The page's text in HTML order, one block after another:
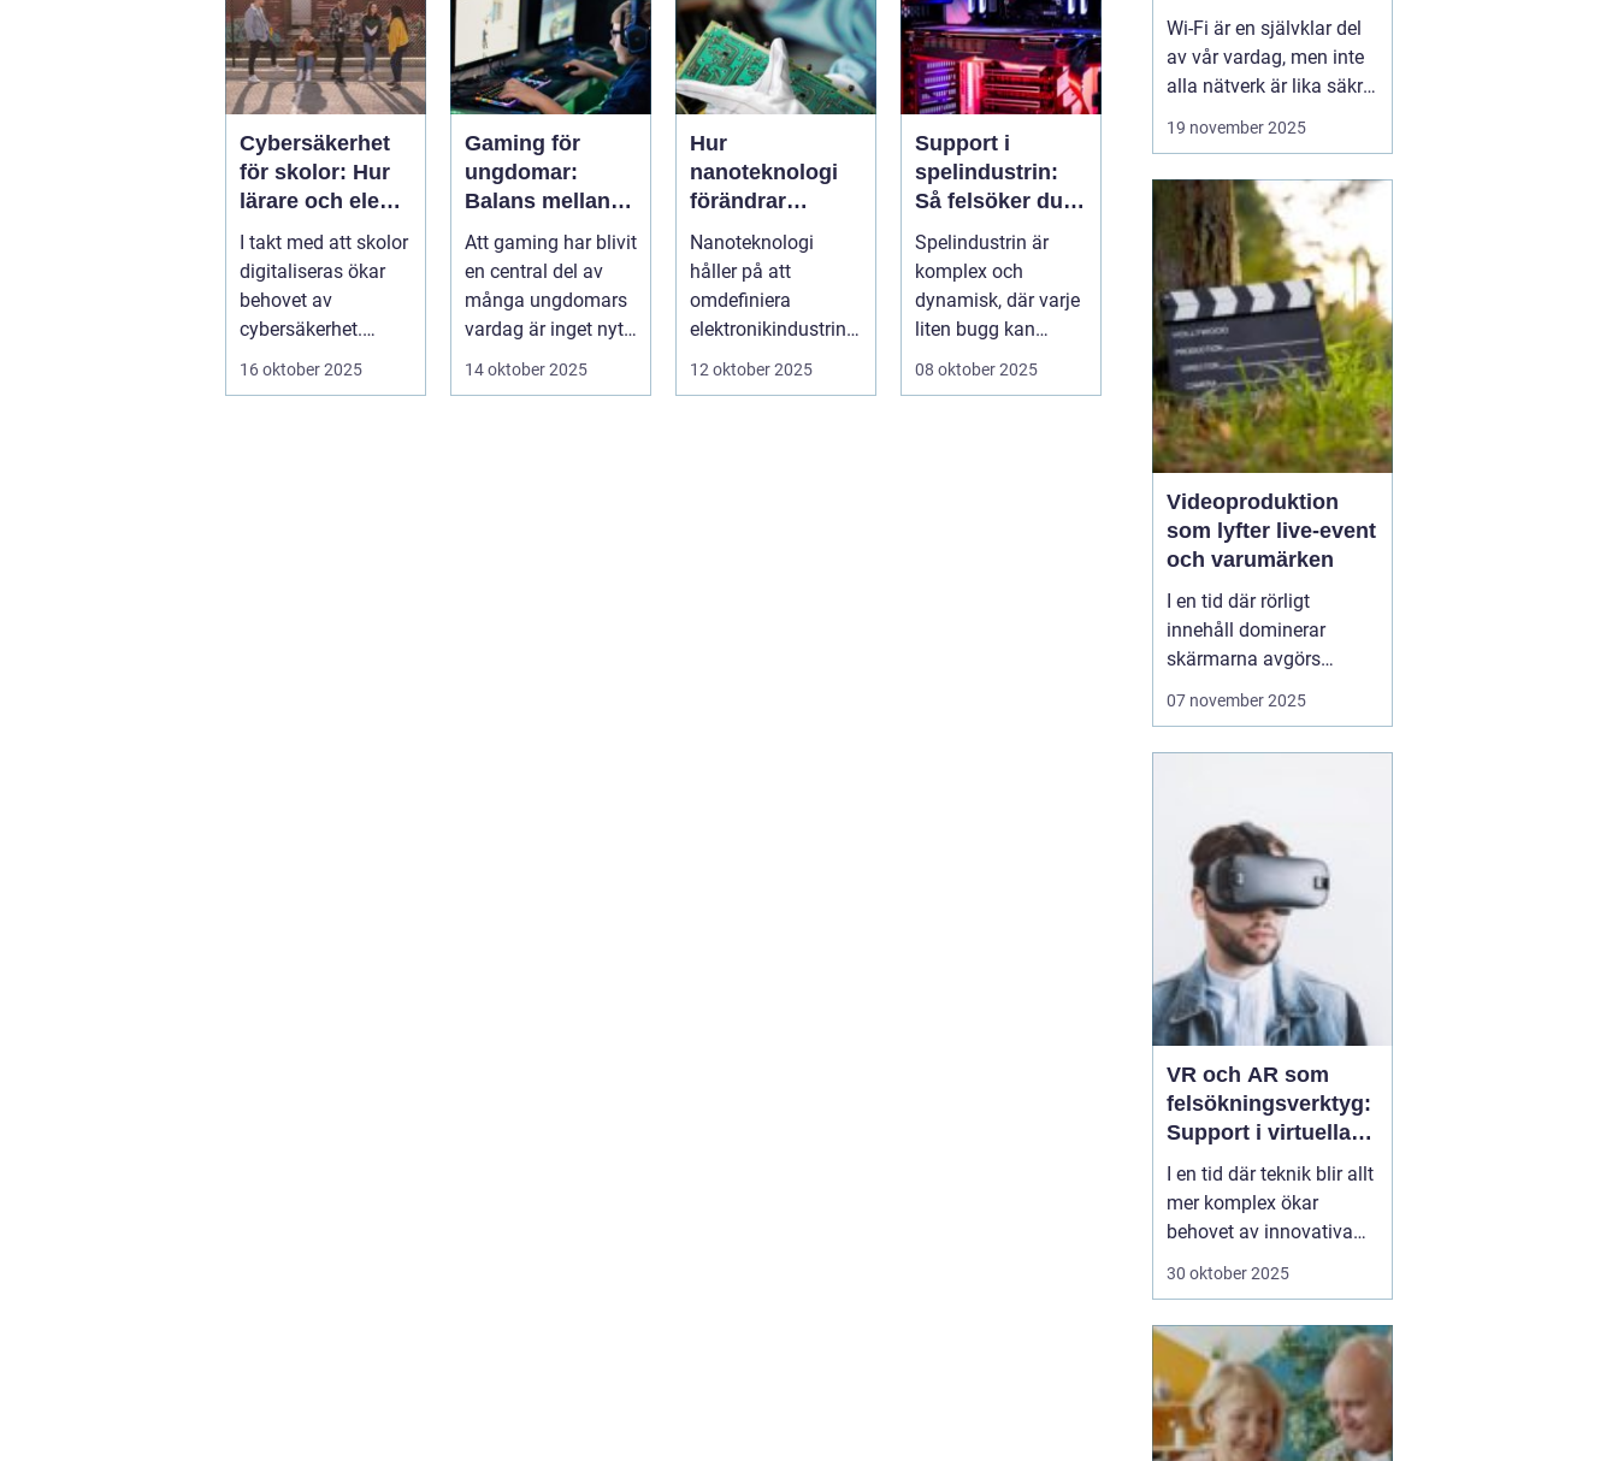
Cybersäkerhet
för skolor: Hur
lärare och elever
skyddar sina
data
I takt med att skolor
digitaliseras ökar
behovet av
cybersäkerhet.
Elever och lärare ...
16 oktober 2025
Gaming för
ungdomar:
Balans mellan
träning, skola
och socialt liv
Att gaming har blivit
en central del av
många ungdomars
vardag är inget nytt
– men ...
14 oktober 2025
Hur
nanoteknologi
förändrar
tillverkningen av
elektronik
Nanoteknologi
håller på att
omdefiniera
elektronikindustrin
på fundamental
12 oktober 2025
Support i
spelindustrin:
Så felsöker du
buggar och
förbättrar
spelupplevelsen
Spelindustrin är
komplex och
dynamisk, där varje
liten bugg kan
påverka
08 oktober 2025
säkerhet?
Wi-Fi är en självklar del
av vår vardag, men inte
alla nätverk är lika säkra.
Privata nätverk hemma
över vilka som får
ansluta, medan
offentliga Wi-Fi-nät...
19 november 2025
Videoproduktion
som lyfter live-event
och varumärken
I en tid där rörligt
innehåll dominerar
skärmarna avgörs
mycket av kvaliteten på
tydligt och minnesvä...
07 november 2025
VR och AR som
felsökningsverktyg:
Support i virtuella
miljöer
I en tid där teknik blir allt
mer komplex ökar
behovet av innovativa
sätt att ge support. VR
erbjuder nya möjligheter
för felsökning, där
supportpersonal...
30 oktober 2025